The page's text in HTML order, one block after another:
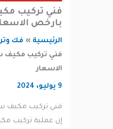
فني تركيب
بارخص الاسعار
الرئيسية
فك وتركيب
فني تركيب مكيف
الاسعار
فني تركيب مكيف
إن عملية تركيب